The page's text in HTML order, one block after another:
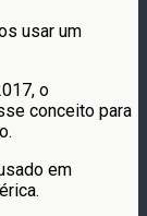
usar um
o
conceito para
em